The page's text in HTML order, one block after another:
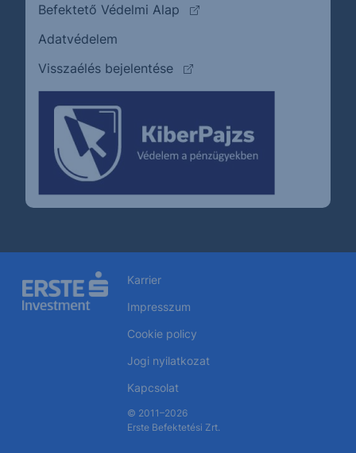
Befektető Védelmi Alap
(külső oldalra ugrik)
Adatvédelem
Visszaélés bejelentése
(külső oldalra ugrik)
Karrier
Impresszum
Cookie policy
Jogi nyilatkozat
Kapcsolat
© 2011–2026
Erste Befektetési Zrt.